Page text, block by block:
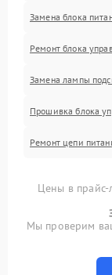
Замена блока
Ремонт блока
Замена лампы
Прошивка блока
Ремонт цепи
Цены в прайс-
Мы проверим